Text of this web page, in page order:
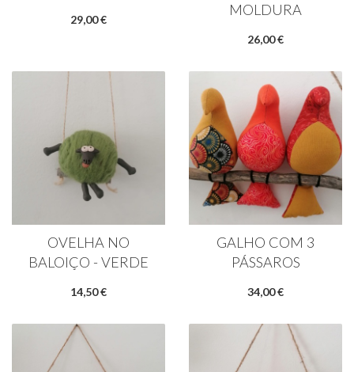
29,00 €
MOLDURA
26,00 €
OVELHA NO
BALOIÇO - VERDE
14,50 €
GALHO COM 3
PÁSSAROS
34,00 €